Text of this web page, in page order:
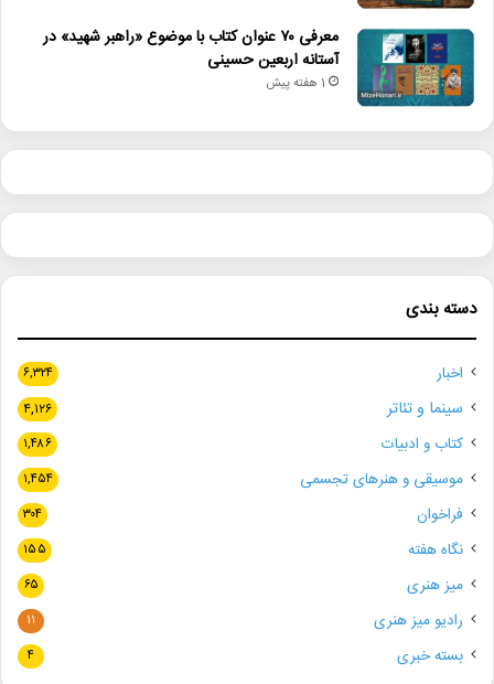
معرفی ۷۰ عنوان کتاب با موضوع «راهبر شهید» در
آستانه اربعین حسینی
1 هفته پیش
دسته بندی
اخبار ۶,۳۲۴
سینما و تئاتر ۴,۱۲۶
کتاب و ادبیات ۱,۴۸۶
موسیقی و هنرهای تجسمی ۱,۴۵۴
فراخوان ۳۰۴
نگاه هفته ۱۵۵
میز هنری ۶۵
رادیو میز هنری ۱۱
بسته خبری ۴